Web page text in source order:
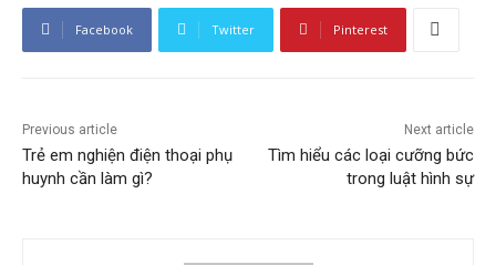
Facebook Twitter Pinterest
Previous article
Trẻ em nghiện điện thoại phụ
huynh cần làm gì?
Next article
Tìm hiểu các loại cưỡng bức
trong luật hình sự